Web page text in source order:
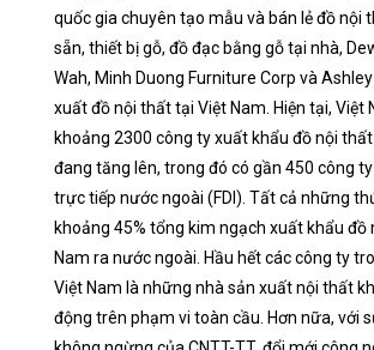
quốc gia chuyên tạo mẫu và bán lẻ đồ nội
sẵn, thiết bị gỗ, đồ đạc bằng gỗ tại nhà,
Wah, Minh Duong Furniture Corp và
xuất đồ nội thất tại Việt Nam. Hiện tại, Việt
khoảng 2300 công ty xuất khẩu đồ nội
đang tăng lên, trong đó có gần 450 công
trực tiếp nước ngoài (FDI). Tất cả những
khoảng 45% tổng kim ngạch xuất khẩu
Nam ra nước ngoài. Hầu hết các công ty
Việt Nam là những nhà sản xuất nội thất
động trên phạm vi toàn cầu. Hơn nữa, với